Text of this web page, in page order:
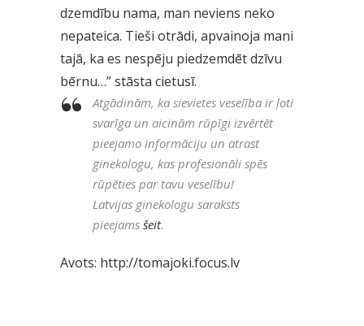
dzemdību nama, man neviens neko
nepateica. Tieši otrādi, apvainoja mani
tajā, ka es nespēju piedzemdēt dzīvu
bērnu…” stāsta cietusī.
Atgādinām, ka sievietes veselība ir ļoti
svarīga un aicinām rūpīgi izvērtēt
pieejamo informāciju un atrast
ginekologu, kas profesionāli spēs
rūpēties par tavu veselību!
Latvijas ginekologu saraksts
pieejams šeit.
Avots: http://tomajoki.focus.lv